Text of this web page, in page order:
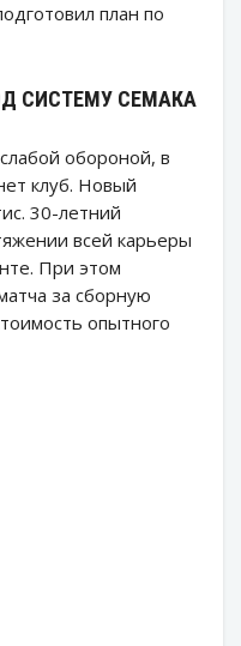
план по
СИСТЕМУ СЕМАКА
обороной, в
клуб. Новый
30-летний
всей карьеры
При этом
за сборную
опытного